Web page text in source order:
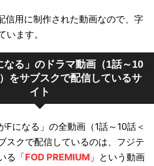
信用に制作された動画なので、字
います。
なる」のドラマ動画（1話～10
をサブスクで配信しているサ
イト
Fになる」の全動画（1話～10話＜
スクで配信しているのは、フジテ
る「 FOD PREMIUM 」という動画